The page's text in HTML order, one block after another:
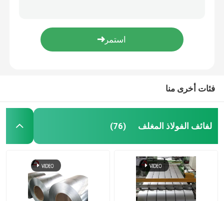
لفائف الصلب PPGI
مخزون لفائف الفولاذ المقاوم للصدأ
حزمة H من الفولاذ الكربوني
قضيب الفولاذ المعزز
فئات أخرى منا
لفائف الفولاذ المغلف (76)